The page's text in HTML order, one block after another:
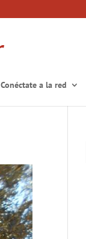
Conéctate a la red